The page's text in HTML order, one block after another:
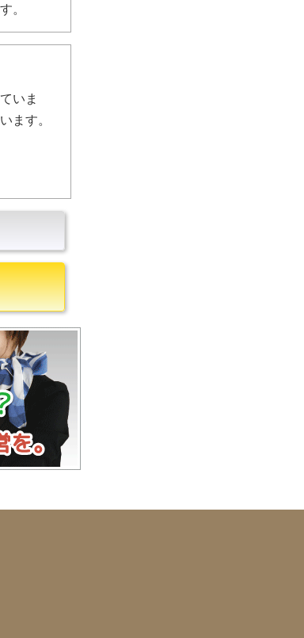
。
いま
ます。